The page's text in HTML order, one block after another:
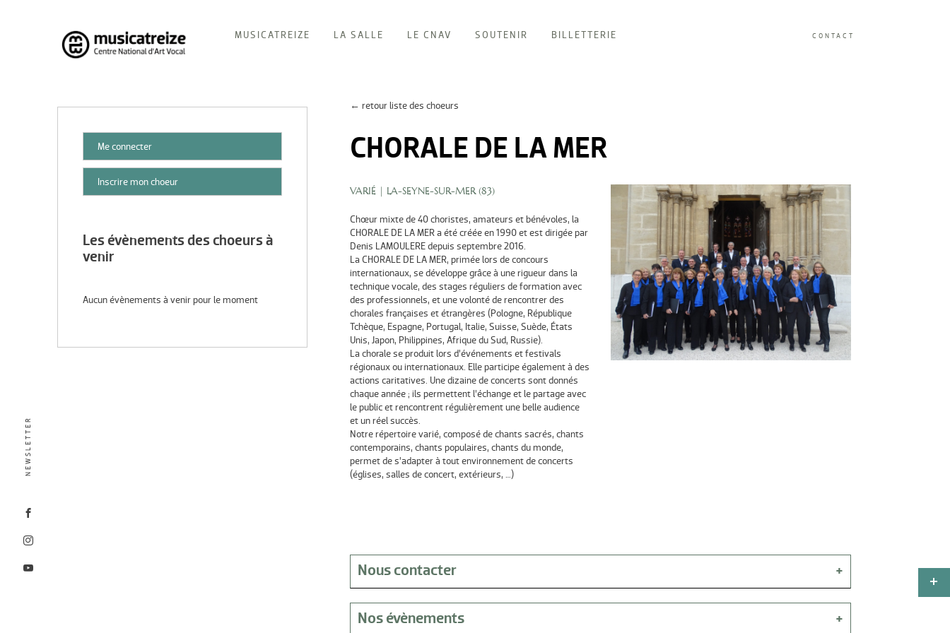
Skip
to
content
MUSICATREIZE LA SALLE LE CNAV SOUTENIR BILLETTERIE CONTACT
NEWSLETTER
← retour liste des choeurs
CHORALE DE LA MER
VARIÉ | LA-SEYNE-SUR-MER (83)
Chœur mixte de 40 choristes, amateurs et bénévoles, la
CHORALE DE LA MER a été créée en 1990 et est dirigée par
Denis LAMOULERE depuis septembre 2016.
La CHORALE DE LA MER, primée lors de concours
internationaux, se développe grâce à une rigueur dans la
technique vocale, des stages réguliers de formation avec
des professionnels, et une volonté de rencontrer des
chorales françaises et étrangères (Pologne, République
Tchèque, Espagne, Portugal, Italie, Suisse, Suède, États
Unis, Japon, Philippines, Afrique du Sud, Russie).
La chorale se produit lors d’événements et festivals
régionaux ou internationaux. Elle participe également à des
actions caritatives. Une dizaine de concerts sont donnés
chaque année ; ils permettent l’échange et le partage avec
le public et rencontrent régulièrement une belle audience
et un réel succès.
Notre répertoire varié, composé de chants sacrés, chants
contemporains, chants populaires, chants du monde,
permet de s’adapter à tout environnement de concerts
(églises, salles de concert, extérieurs, …)
Nous contacter
Adresse
Chez Mme Monique Boyer - 1088 avenue Auguste Renoir - 83500 La Seyne sur Mer
Nos évènements
Me connecter
Inscrire mon choeur
Les évènements des choeurs à
venir
Aucun évènements à venir pour le moment